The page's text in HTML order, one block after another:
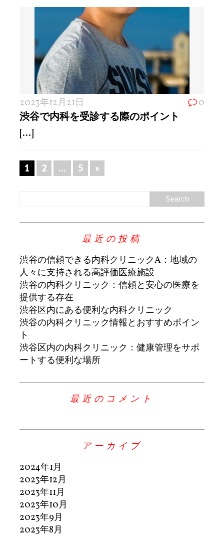
2023年12月21日 0
渋谷で内科を受診する際のポイント
[...]
1 2 … 5 »
最近の投稿
渋谷の信頼できる内科クリニックA：地域の
人々に支持される高評価医療施設
渋谷の内科クリニック：信頼と安心の医療を
提供する存在
渋谷区内にある便利な内科クリニック
渋谷の内科クリニック情報とおすすめポイン
ト
渋谷区内の内科クリニック：健康管理をサポ
ートする便利な場所
最近のコメント
アーカイブ
2024年1月
2023年12月
2023年11月
2023年10月
2023年9月
2023年8月